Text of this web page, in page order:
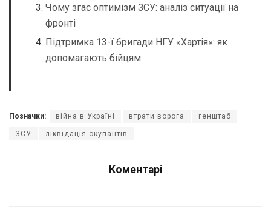
Чому згас оптимізм ЗСУ: аналіз ситуації на
фронті
Підтримка 13-ї бригади НГУ «Хартія»: як
допомагають бійцям
Позначки: війна в Україні втрати ворога генштаб
ЗСУ ліквідація окупантів
Коментарі